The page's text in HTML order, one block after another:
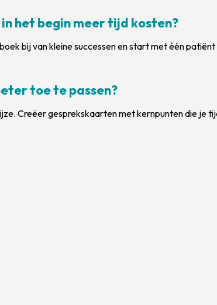
het begin meer tijd kosten?
bij van kleine successen en start met één
toe te passen?
Creëer gesprekskaarten met kernpunten die je